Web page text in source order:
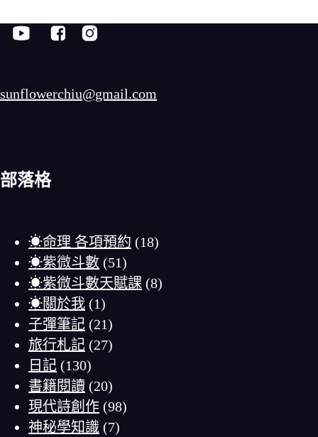
sunflowerchiu@gmail.com
部落格
☀命理 各項預約 (18)
☀紫微斗數 (51)
☀紫微斗數天賦課 (8)
☀關於我 (1)
子彈筆記 (21)
旅行札記 (27)
日記 (130)
書籍閱讀 (20)
現代詩創作 (98)
神秘學知識 (7)